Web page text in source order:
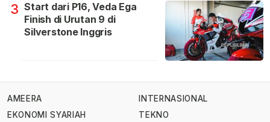
3 Start dari P16, Veda Ega
Finish di Urutan 9 di
Silverstone Inggris
AMEERA
EKONOMI SYARIAH
INTERNASIONAL
TEKNO